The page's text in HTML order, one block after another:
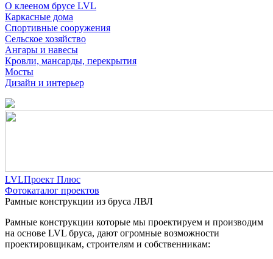
О клееном брусе LVL
Каркасные дома
Спортивные сооружения
Сельское хозяйство
Ангары и навесы
Кровли, мансарды, перекрытия
Мосты
Дизайн и интерьер
LVLПроект Плюс
Фотокаталог проектов
Рамные конструкции из бруса ЛВЛ
Рамные конструкции которые мы проектируем и производим
на основе LVL бруса, дают огромные возможности
проектировщикам, строителям и собственникам: